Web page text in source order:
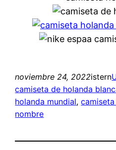
noviembre 24, 2022istern
camiseta de holanda
holanda mundial,
nombre